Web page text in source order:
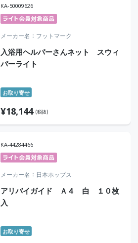
KA-50009626
メーカー名 フットマーク
入浴用ヘルパーさんネット スウィ
パーライト
お取り寄せ
¥18,144 (税抜)
KA-44284466
メーカー名 日本ホップス
アリバイガイド Ａ４ 白 １０枚
入
お取り寄せ